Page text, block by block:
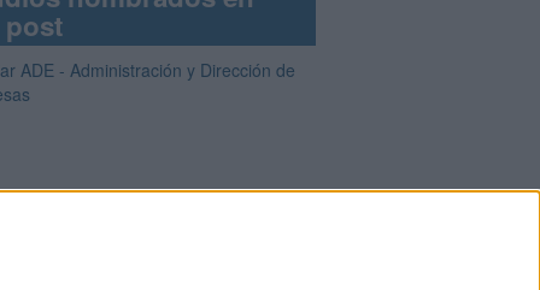
post
ADE - Administración y Dirección de